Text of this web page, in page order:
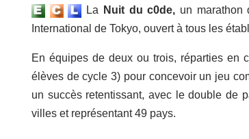
La Nuit du c0de, un marathon
International de Tokyo, ouvert à tous les
En équipes de deux ou trois, réparties en
élèves de cycle 3) pour concevoir un jeu
un succès retentissant, avec le double de
villes et représentant 49 pays.